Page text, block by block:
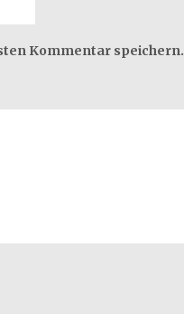
Kommentar speichern.